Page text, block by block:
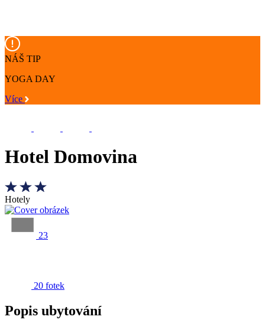
NÁŠ TIP
YOGA DAY
Více
Hotel Domovina
Hotely
23
20 fotek
Popis ubytování